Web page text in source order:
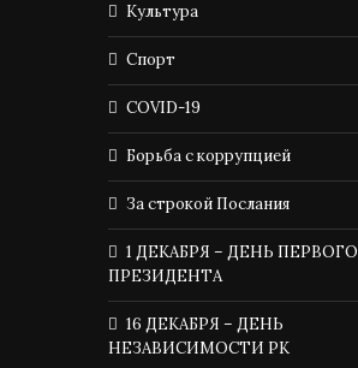
Культура
Спорт
COVID-19
Борьба с коррупцией
За строкой Послания
1 ДЕКАБРЯ – ДЕНЬ ПЕРВОГО
ПРЕЗИДЕНТА
16 ДЕКАБРЯ – ДЕНЬ
НЕЗАВИСИМОСТИ РК